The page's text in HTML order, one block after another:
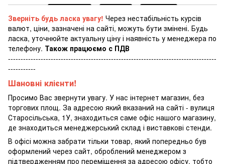
Зверніть будь ласка увагу! Через нестабільність курсів
валют, ціни, зазначені на сайті, можуть бути змінені. Будь
ласка, уточнюйте актуальну ціну і наявність у менеджера по
телефону. Також працюємо с ПДВ
-----------------------------------------------------------------------------------
-----------
Шановні клієнти!
Просимо Вас звернути увагу. У нас інтернет магазин, без
торгових площ. За адресою який вказаний на сайті - вулиця
Старосільська, 1У, знаходиться саме офіс нашого магазину,
де знаходиться менеджерський склад і виставкові стенди.
В офісі можна забрати тільки товар, який попередньо був
оформлений через сайт, оброблений менеджером з
підтвердженням про переміщення за адресою офісу, тобто